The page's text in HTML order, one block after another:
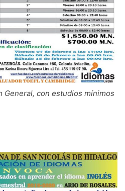
General, con estudios mínimos